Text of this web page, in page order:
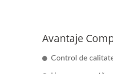
Avantaje
Control de